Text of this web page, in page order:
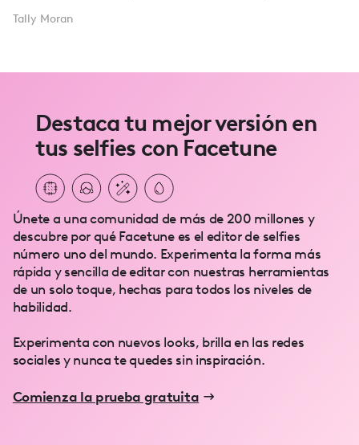
Tally Moran
Destaca tu mejor versión en
tus selfies con Facetune
Únete a una comunidad de más de 200 millones y
descubre por qué Facetune es el editor de selfies
número uno del mundo. Experimenta la forma más
rápida y sencilla de editar con nuestras herramientas
de un solo toque, hechas para todos los niveles de
habilidad.
Experimenta con nuevos looks, brilla en las redes
sociales y nunca te quedes sin inspiración.
Comienza la prueba gratuita